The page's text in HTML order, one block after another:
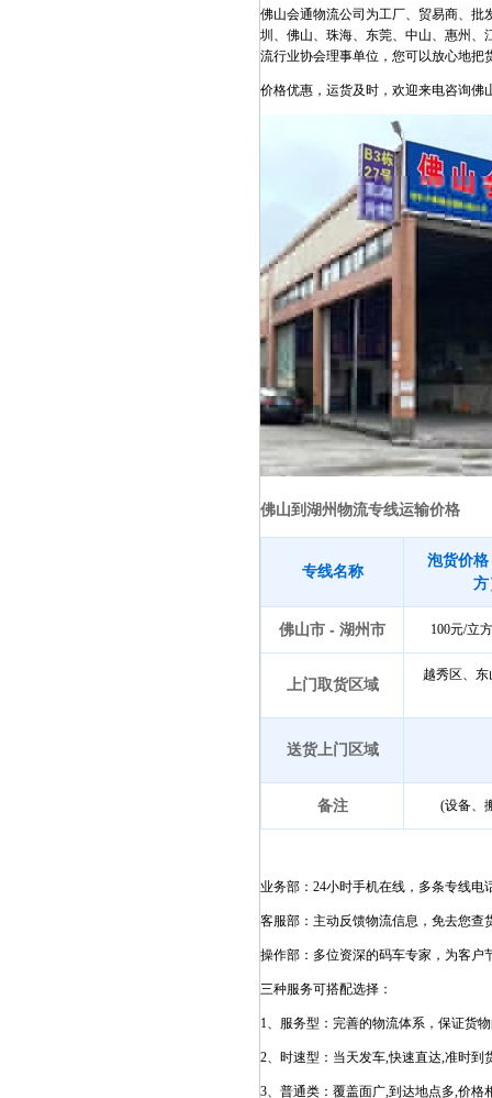
佛山会通物流公司为工厂、贸易商、批
圳、佛山、珠海、东莞、中山、惠州、
流行业协会理事单位，您可以放心地把
价格优惠，运货及时，欢迎来电咨询佛
佛山到湖州物流专线运输价格
专线名称
泡货价
方
佛山市 - 湖州市 100元/立
上门取货区域
越秀区、
送货上门区域
备注 (设备、
业务部：24小时手机在线，多条专线
客服部：主动反馈物流信息，免去您查
操作部：多位资深的码车专家，为客户
三种服务可搭配选择：
1、服务型：完善的物流体系，保证货
2、时速型：当天发车,快速直达,准时到
3、普通类：覆盖面广,到达地点多,价格